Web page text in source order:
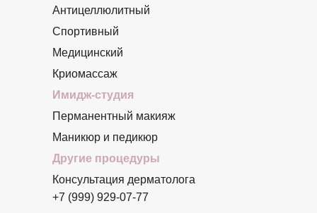
+7 (999) 929-07-77
Имидж-студия
Другие процедуры
Антицеллюлитный
Спортивный
Медицинский
Криомассаж
Перманентный макияж
Маникюр и педикюр
Консультация дерматолога